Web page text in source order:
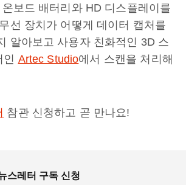
보드 배터리와 HD 디스플레이를
선 장치가 어떻게 데이터 캡처를
알아보고 사용자 친화적인 3D 스
인 Artec Studio에서 스캔을 처리해
참관 신청하고 곧 만나요!
스레터 구독 신청